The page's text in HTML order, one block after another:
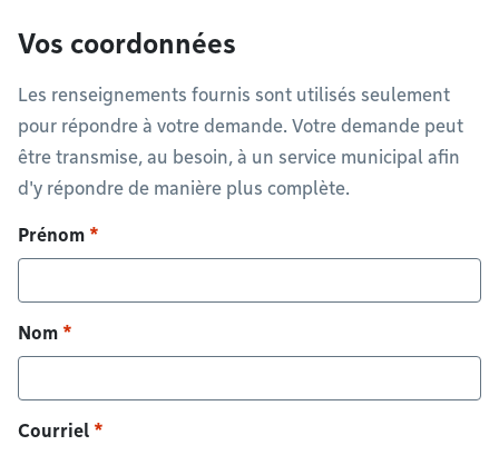
Vos coordonnées
Les renseignements fournis sont utilisés seulement
pour répondre à votre demande. Votre demande peut
être transmise, au besoin, à un service municipal afin
d'y répondre de manière plus complète.
Prénom
Nom
Courriel